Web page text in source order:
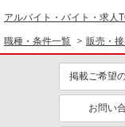
アルバイト・バイト・求人
職種・条件一覧 販売・
掲載ご希望
お問い